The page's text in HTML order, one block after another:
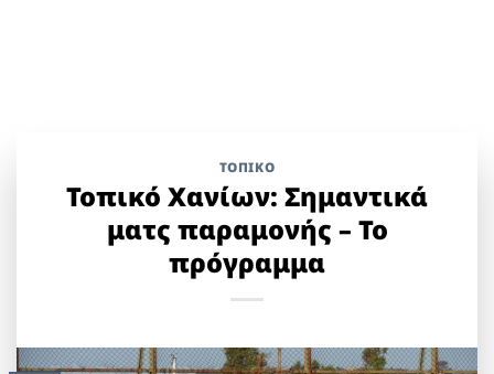
ΤΟΠΙΚΌ
Τοπικό Χανίων: Σημαντικά
ματς παραμονής – Το
πρόγραμμα